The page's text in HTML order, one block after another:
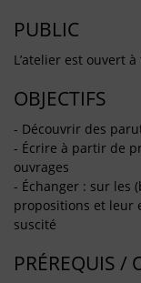
PUBLIC
L’atelier est ouvert
OBJECTIFS
- Découvrir des
- Écrire à partir de
ouvrages
- Échanger : sur les
propositions et leur
suscité
PRÉREQUIS /